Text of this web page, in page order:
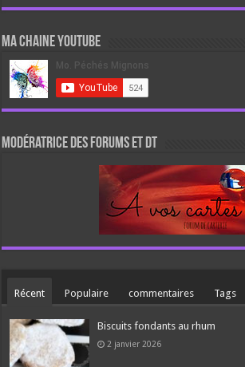
Ma chaine Youtube
Modératrice des forums et DT
Récent Populaire commentaires Tags
Biscuits fondants au rhum
2 janvier 2026